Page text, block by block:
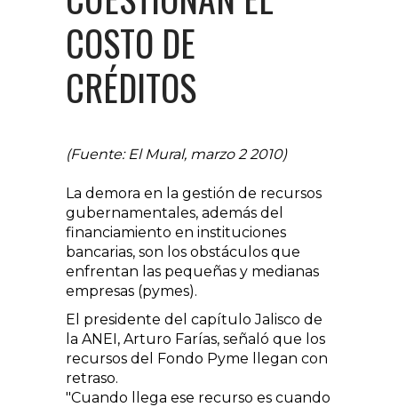
COSTO DE
CRÉDITOS
(Fuente: El Mural, marzo 2 2010)
La demora en la gestión de recursos
gubernamentales, además del
financiamiento en instituciones
bancarias, son los obstáculos que
enfrentan las pequeñas y medianas
empresas (pymes).
El presidente del capítulo Jalisco de
la ANEI, Arturo Farías, señaló que los
recursos del Fondo Pyme llegan con
retraso.
"Cuando llega ese recurso es cuando